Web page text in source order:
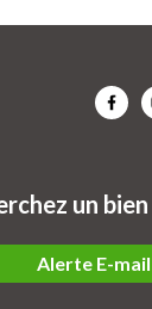
un
Alerte E-mail